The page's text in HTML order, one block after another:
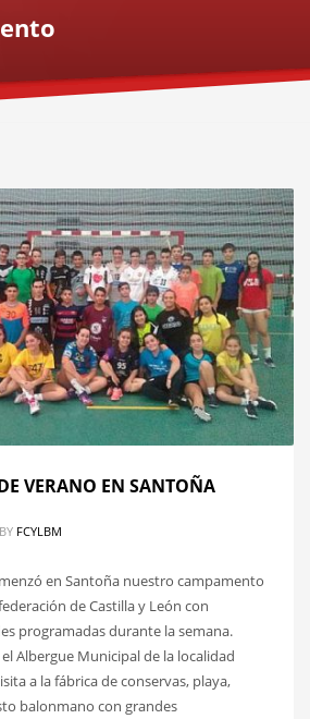
VERANO EN SANTOÑA
BY FCYLBM
en Santoña nuestro campamento
de Castilla y León con
programadas durante la semana.
Albergue Municipal de la localidad
a la fábrica de conservas, playa,
balonmano con grandes